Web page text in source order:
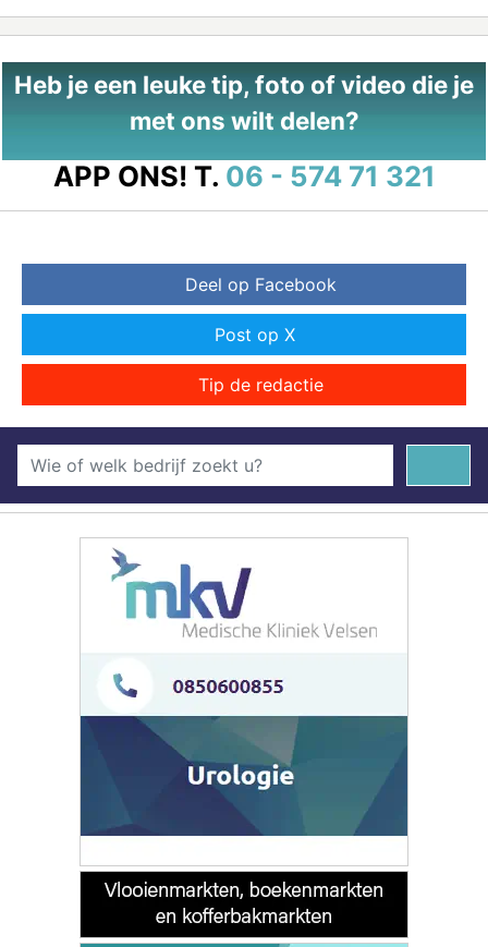
Heb je een leuke tip, foto of video die je
met ons wilt delen?
APP ONS! T. 06 - 574 71 321
Deel op Facebook
Post op X
Tip de redactie